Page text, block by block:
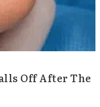
Off After The